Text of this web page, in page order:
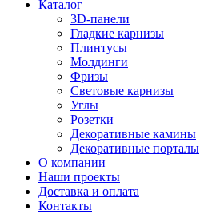
Каталог
3D-панели
Гладкие карнизы
Плинтусы
Молдинги
Фризы
Световые карнизы
Углы
Розетки
Декоративные камины
Декоративные порталы
О компании
Наши проекты
Доставка и оплата
Контакты